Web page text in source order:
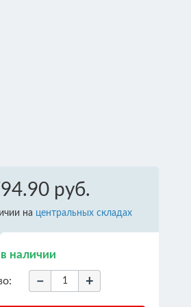
руб.
на центральных складах
в наличии
− +